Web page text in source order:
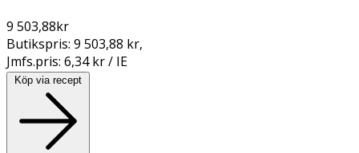
9 503,88kr
Butikspris: 9 503,88 kr,
Jmfs.pris: 6,34 kr / IE
Köp via recept